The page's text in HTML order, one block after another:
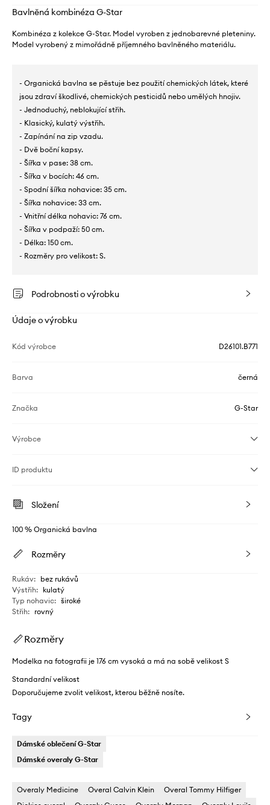
Bavlněná kombinéza G-Star
Kombinéza z kolekce G-Star. Model vyroben z jednobarevné pleteniny.
Model vyrobený z mimořádně příjemného bavlněného materiálu.
- Organická bavlna se pěstuje bez použití chemických látek, které
jsou zdraví škodlivé, chemických pesticidů nebo umělých hnojiv.
- Jednoduchý, neblokující střih.
- Klasický, kulatý výstřih.
- Zapínání na zip vzadu.
- Dvě boční kapsy.
- Šířka v pase: 38 cm.
- Šířka v bocích: 46 cm.
- Spodní šířka nohavice: 35 cm.
- Šířka nohavice: 33 cm.
- Vnitřní délka nohavic: 76 cm.
- Šířka v podpaží: 50 cm.
- Délka: 150 cm.
- Rozměry pro velikost: S.
Podrobnosti o výrobku
Údaje o výrobku
Kód výrobce D26101.B771
Barva černá
Značka G-Star
Výrobce
ID produktu
Složení
100 % Organická bavlna
Rozměry
Rukáv: bez rukávů
Výstřih: kulatý
Typ nohavic: široké
Střih: rovný
Rozměry
Modelka na fotografii je 176 cm vysoká a má na sobě velikost S
Standardní velikost
Doporučujeme zvolit velikost, kterou běžně nosíte.
Tagy
Dámské oblečení G-Star
Dámské overaly G-Star
Overaly Medicine Overal Calvin Klein
Overal Tommy Hilfiger